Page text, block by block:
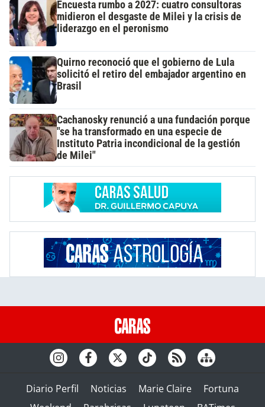
Encuesta rumbo a 2027: cuatro consultoras
midieron el desgaste de Milei y la crisis de
liderazgo en el peronismo
Quirno reconoció que el gobierno de Lula
solicitó el retiro del embajador argentino en
Brasil
Cachanosky renunció a una fundación porque
"se ha transformado en una especie de
Instituto Patria incondicional de la gestión
de Milei"
Diario Perfil Noticias Marie Claire
Fortuna